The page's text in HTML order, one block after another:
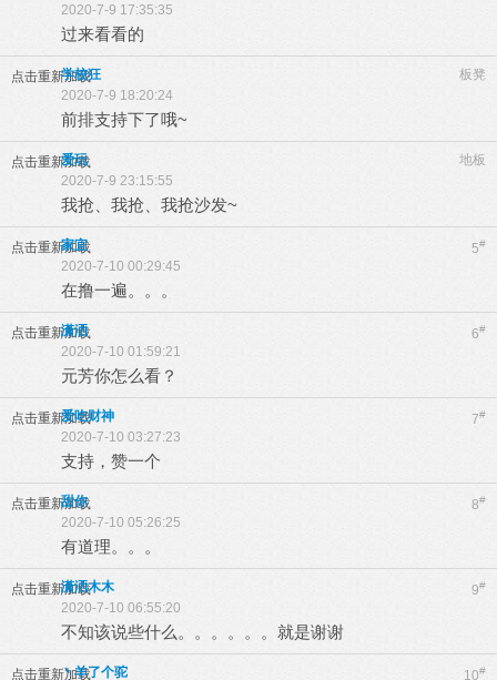
2020-7-9 17:35:35
过来看看的
点击重新加载 板凳
学校狂
2020-7-9 18:20:24
前排支持下了哦~
点击重新加载 地板
爱玩
2020-7-9 23:15:55
我抢、我抢、我抢沙发~
点击重新加载 5#
家宜
2020-7-10 00:29:45
在撸一遍。。。
点击重新加载 6#
潇洒
2020-7-10 01:59:21
元芳你怎么看？
点击重新加载 7#
爱吃财神
2020-7-10 03:27:23
支持，赞一个
点击重新加载 8#
甜你
2020-7-10 05:26:25
有道理。。。
点击重新加载 9#
潇洒木木
2020-7-10 06:55:20
不知该说些什么。。。。。。就是谢谢
点击重新加载 10#
丶羊了个驼